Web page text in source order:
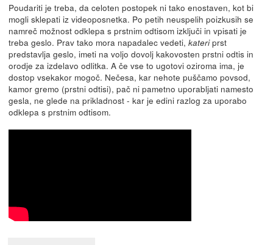
Poudariti je treba, da celoten postopek ni tako enostaven, kot bi
mogli sklepati iz videoposnetka. Po petih neuspelih poizkusih se
namreč možnost odklepa s prstnim odtisom izključi in vpisati je
treba geslo. Prav tako mora napadalec vedeti, kateriprst
predstavlja geslo, imeti na voljo dovolj kakovosten prstni odtis in
orodje za izdelavo odlitka. A če vse to ugotovi oziroma ima, je
dostop vsekakor mogoč. Nečesa, kar nehote puščamo povsod,
kamor gremo (prstni odtisi), pač ni pametno uporabljati namesto
gesla, ne glede na prikladnost - kar je edini razlog za uporabo
odklepa s prstnim odtisom.